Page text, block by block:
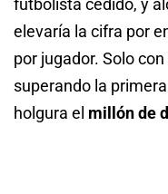
futbolista cedido, y
elevaría la cifra por
por jugador. Solo con
superando la
holgura el millón de